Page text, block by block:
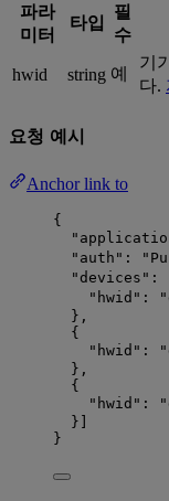
파라
미터
타입
필
수
hwid string 예
기
다.
요청 예시
Anchor link to
{
"auth" : "
"devices"
"hwid" : "
},
{
"hwid" : "
},
{
"hwid" : "
}]
}